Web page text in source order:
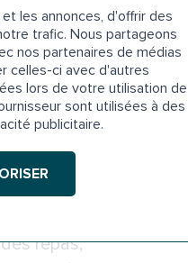
les annonces, d'offrir des
trafic. Nous partageons
nos partenaires de médias
celles-ci avec d'autres
lors de votre utilisation de
sont utilisées à des
publicitaire.
à
pour
travail
repas,